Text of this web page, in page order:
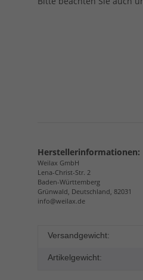
Herstellerinformationen:
Weilax GmbH
Lena-Christ-Str. 2
Baden-Württemberg
Grünwald, Deutschland, 82031
info@weilax.de
Versandgewicht:
Artikelgewicht: